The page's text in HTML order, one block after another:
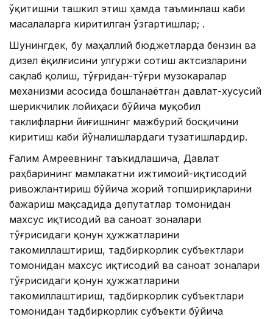
ўқитишни ташкил этиш ҳамда таъминлаш каби
масалаларга киритилган ўзгартишлар; .
Шунингдек, бу маҳаллий бюджетларда бензин ва
дизел ёқилғисини улгуржи сотиш актсизларини
сақлаб қолиш, тўғридан-тўғри музокаралар
механизми асосида бошланаётган давлат-хусусий
шерикчилик лойиҳаси бўйича муқобил
таклифларни йиғишнинг мажбурий босқичини
киритиш каби йўналишлардаги тузатишлардир.
Ғалим Амреевнинг таъкидлашича, Давлат
раҳбарининг мамлакатни ижтимоий-иқтисодий
ривожлантириш бўйича жорий топшириқларини
бажариш мақсадида депутатлар томонидан
махсус иқтисодий ва саноат зоналари
тўғрисидаги қонун ҳужжатларини
такомиллаштириш, тадбиркорлик субъектлари
томонидан махсус иқтисодий ва саноат зоналари
тўғрисидаги қонун ҳужжатларини
такомиллаштириш, тадбиркорлик субъектлари
томонидан тадбиркорлик субъекти бўйича